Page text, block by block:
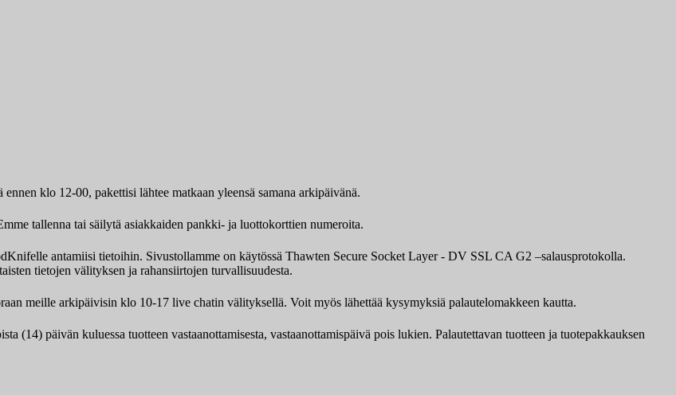
klo 12-00, pakettisi lähtee matkaan yleensä samana arkipäivänä.
tallenna tai säilytä asiakkaiden pankki- ja luottokorttien numeroita.
antamiisi tietoihin. Sivustollamme on käytössä Thawten Secure Socket Layer - DV SSL CA G2 –salausprotokolla.
tietojen välityksen ja rahansiirtojen turvallisuudesta.
meille arkipäivisin klo 10-17 live chatin välityksellä. Voit myös lähettää kysymyksiä palautelomakkeen kautta.
(14) päivän kuluessa tuotteen vastaanottamisesta, vastaanottamispäivä pois lukien. Palautettavan tuotteen ja tuotepakkauksen